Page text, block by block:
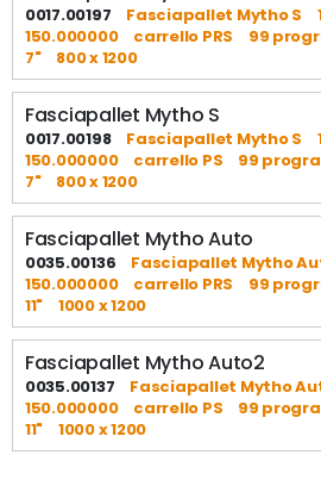
0017.00197 Fasciapallet Mytho S
150.000000
carrello PRS
99
7"
800 x 1200
Fasciapallet Mytho S
0017.00198 Fasciapallet Mytho S
150.000000
carrello PS
99
7"
800 x 1200
Fasciapallet Mytho Auto
0035.00136 Fasciapallet Mytho
150.000000
carrello PRS
99
11"
1000 x 1200
Fasciapallet Mytho Auto2
0035.00137 Fasciapallet Mytho
150.000000
carrello PS
99
11"
1000 x 1200